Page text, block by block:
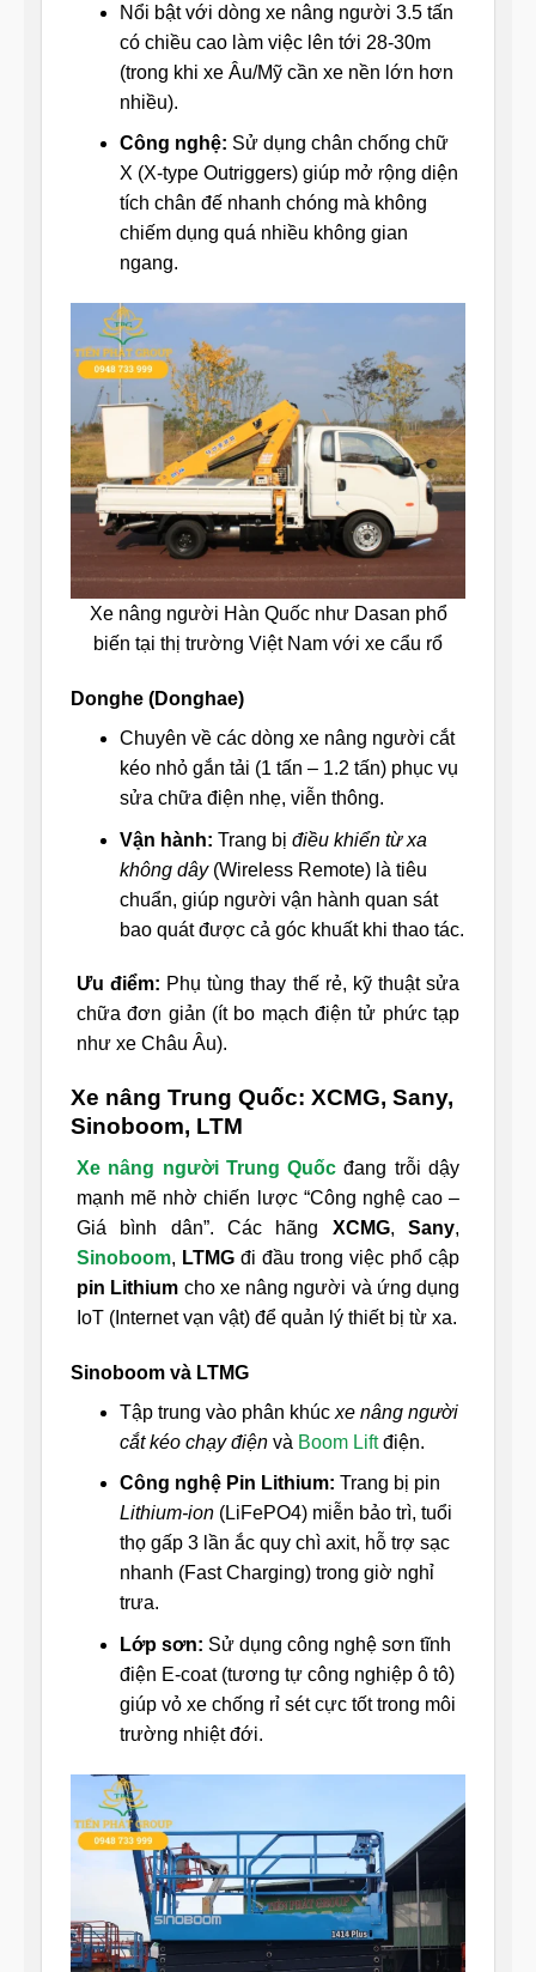
Nổi bật với dòng xe nâng người 3.5 tấn
có chiều cao làm việc lên tới 28-30m
(trong khi xe Âu/Mỹ cần xe nền lớn hơn
nhiều).
Công nghệ: Sử dụng chân chống chữ
X (X-type Outriggers) giúp mở rộng diện
tích chân đế nhanh chóng mà không
chiếm dụng quá nhiều không gian
ngang.
Xe nâng người Hàn Quốc như Dasan phổ
biến tại thị trường Việt Nam với xe cẩu rổ
Donghe (Donghae)
Chuyên về các dòng xe nâng người cắt
kéo nhỏ gắn tải (1 tấn – 1.2 tấn) phục vụ
sửa chữa điện nhẹ, viễn thông.
Vận hành: Trang bị điều khiển từ xa
không dây(Wireless Remote) là tiêu
chuẩn, giúp người vận hành quan sát
bao quát được cả góc khuất khi thao tác.
Ưu điểm: Phụ tùng thay thế rẻ, kỹ thuật sửa
chữa đơn giản (ít bo mạch điện tử phức tạp
như xe Châu Âu).
Xe nâng Trung Quốc: XCMG, Sany,
Sinoboom, LTM
Xe nâng người Trung Quốc đang trỗi dậy
mạnh mẽ nhờ chiến lược “Công nghệ cao –
Giá bình dân”. Các hãng XCMG,Sany,
Sinoboom, LTMG đi đầu trong việc phổ cập
pin Lithium cho xe nâng người và ứng dụng
IoT (Internet vạn vật) để quản lý thiết bị từ xa.
Sinoboom và LTMG
Tập trung vào phân khúc xe nâng người
cắt kéo chạy điệnvà Boom Liftđiện.
Công nghệ Pin Lithium: Trang bị pin
Lithium-ion(LiFePO4) miễn bảo trì, tuổi
thọ gấp 3 lần ắc quy chì axit, hỗ trợ sạc
nhanh (Fast Charging) trong giờ nghỉ
trưa.
Lớp sơn: Sử dụng công nghệ sơn tĩnh
điện E-coat (tương tự công nghiệp ô tô)
giúp vỏ xe chống rỉ sét cực tốt trong môi
trường nhiệt đới.